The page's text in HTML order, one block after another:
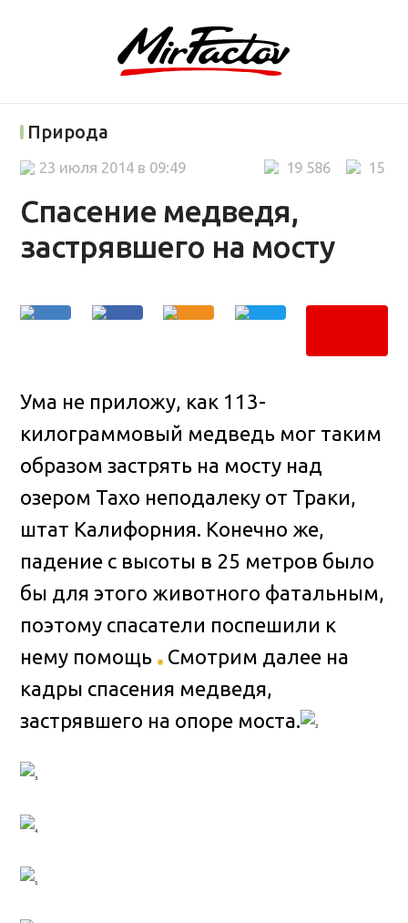
Природа
Спасение медведя,
застрявшего на мосту
15
19 586
23 июля 2014 в 09:49
Ума не приложу, как 113-
килограммовый медведь мог таким
образом застрять на мосту над
озером Тахо неподалеку от Траки,
штат Калифорния. Конечно же,
падение с высоты в 25 метров было
бы для этого животного фатальным,
поэтому спасатели поспешили к
нему помощь
Смотрим далее на
кадры спасения медведя,
застрявшего на опоре моста.